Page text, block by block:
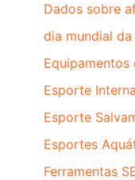
Dados sobre
dia mundial
Equipamentos
Esporte
Esporte
Esportes
Ferramentas